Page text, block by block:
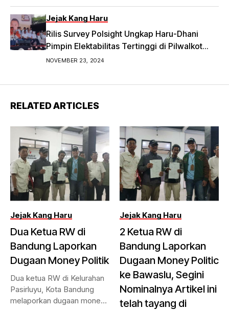
Jejak Kang Haru
Rilis Survey Polsight Ungkap Haru-Dhani
Pimpin Elektabilitas Tertinggi di Pilwalkot
Bandung 2024
NOVEMBER 23, 2024
RELATED ARTICLES
Jejak Kang Haru
Dua Ketua RW di
Bandung Laporkan
Dugaan Money Politik
Dua ketua RW di Kelurahan
Pasirluyu, Kota Bandung
melaporkan dugaan money
Jejak Kang Haru
2 Ketua RW di
Bandung Laporkan
Dugaan Money Politic
ke Bawaslu, Segini
Nominalnya Artikel ini
telah tayang di